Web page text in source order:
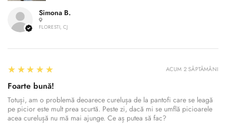
Simona B.
FLORESTI, CJ
5
★★★★★
Foarte bună!
Totuși, am o problemă deoarece curelușa de la pantofi care se leagă
pe picior este mult prea scurtă. Peste zi, dacă mi se umflă picioarele
acea curelușă nu mă mai ajunge. Ce aș putea să fac?
ACUM 2 SĂPTĂMÂNI